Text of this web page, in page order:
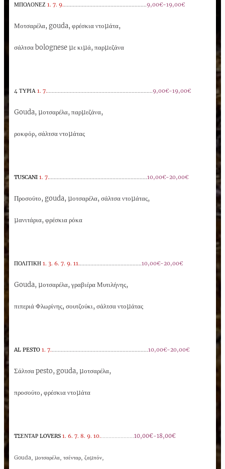
ΜΠΟΛΟΝΕΖ 1. 7. 9........................................................9,00€-19,00€
Μοτσαρέλα, gouda, φρέσκια ντοµάτα,
σάλτσα bolognese µε κιµά, παρµεζάνα
4 ΤΥΡΙΑ 1. 7.......................................................................9,00€-19,00€
Gouda, µοτσαρέλα, παρµεζάνα,
ροκφόρ, σάλτσα ντοµάτας
TUSCANI 1. 7..................................................................10,00€-20,00€
Προσούτο, gouda, µοτσαρέλα, σάλτσα ντοµάτας,
µανιτάρια, φρέσκια ρόκα
ΠΟΛΙΤΙΚΗ 1. 3. 6. 7. 9. 11..........................................10,00€-20,00€
Gouda, µοτσαρέλα, γραβιέρα Μυτιλήνης,
πιπεριά Φλωρίνης, σουτζούκι, σάλτσα ντοµάτας
AL PESTO 1. 7.................................................................10,00€-20,00€
Σάλτσα pesto, gouda, µοτσαρέλα,
προσούτο, φρέσκια ντοµάτα
TΣΕΝΤΑΡ LOVERS 1. 6. 7. 8. 9. 10. 10,00€-18,00€
Gouda, µοτσαρέλα, τσένταρ, ζαµπόν,